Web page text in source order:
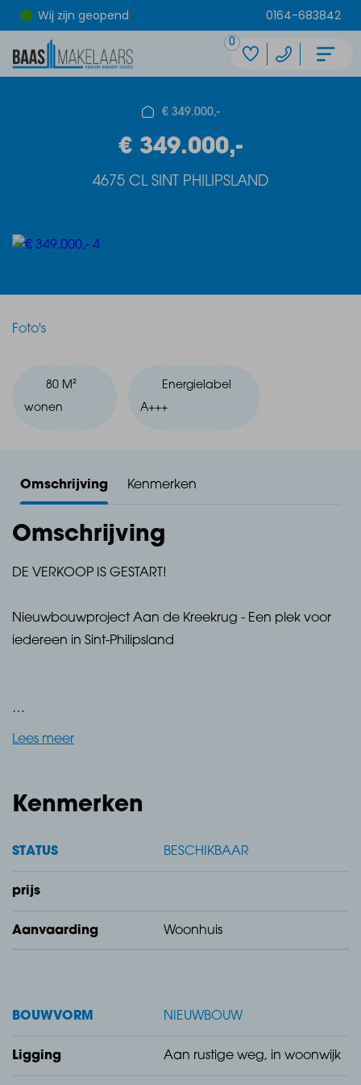
Wij zijn geopend 0164-683842
0
€ 349.000,-
€ 349.000,-
4675 CL SINT PHILIPSLAND
Foto's
80 M²
wonen
Energielabel
A+++
Omschrijving Kenmerken
Omschrijving
DE VERKOOP IS GESTART!
Nieuwbouwproject Aan de Kreekrug - Een plek voor
iedereen in Sint-Philipsland
Wonen in een groene en waterrijke omgeving vlakbij
ruim opgezet met veel groen(voorzieningen) en ruime
Levensloopbestendige woning - Blok 2
Perceeloppervlakte: 153 m²
Lees meer
Kenmerken
STATUS BESCHIKBAAR
prijs
Aanvaarding Woonhuis
BOUWVORM NIEUWBOUW
Ligging Aan rustige weg, in woonwijk